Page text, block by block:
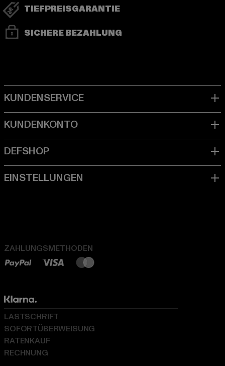
TIEFPREISGARANTIE
SICHERE BEZAHLUNG
ZAHLUNGSMETHODEN
LASTSCHRIFT
SOFORTÜBERWEISUNG
RATENKAUF
RECHNUNG